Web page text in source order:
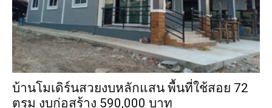
บ้านโมเดิร์นสวยงบหลักแสน พื้นที่ใช้สอย 72
ตรม งบก่อสร้าง 590,000 บาท